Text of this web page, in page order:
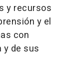
y recursos
y el
con
de sus